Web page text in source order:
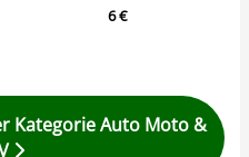
6€
Kategorie Auto Moto &